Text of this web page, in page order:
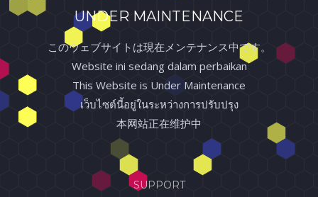
UNDER MAINTENANCE
このウェブサイトは現在メンテナンス中です。
Website ini sedang dalam perbaikan
This Website is Under Maintenance
เว็บไซต์นี้อยู่ในระหว่างการปรับปรุง
本网站正在维护中
SUPPORT